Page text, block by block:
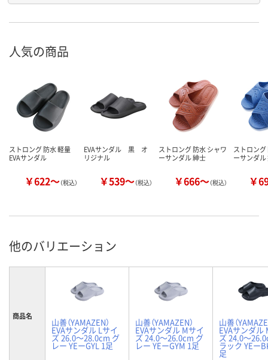
人気の商品
ストロング 防水 軽量
EVAサンダル
￥622～（税込）
EVAサンダル 黒 オ
リジナル
￥539～（税込）
ストロング 防水 シャワ
ーサンダル 紳士
￥666～（税込）
ストロン
ーサンダル
￥
他のバリエーション
商品名
山善（YAMAZEN）
EVAサンダル Lサイ
ズ 26.0～28.0cm グ
レー YEーGYL 1足
山善（YAMAZEN）
EVAサンダル Mサイ
ズ 24.0～26.0cm グ
レー YEーGYM 1足
山善（
EVAサンダル
ズ 24.0～
ラック YEー
足